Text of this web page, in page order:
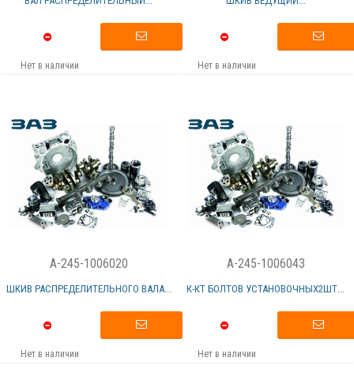
Нет в наличии Нет в наличии
A-245-1006020
ШКИВ РАСПРЕДЕЛИТЕЛЬНОГО ВАЛА...
Нет в наличии
A-245-1006043
К-КТ БОЛТОВ УСТАНОВОЧНЫХ2ШТ...
Нет в наличии